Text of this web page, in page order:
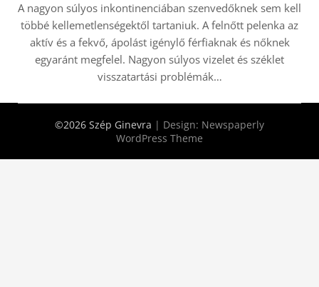
A nagyon súlyos inkontinenciában szenvedőknek sem kell
többé kellemetlenségektől tartaniuk. A felnőtt pelenka az
aktív és a fekvő, ápolást igénylő férfiaknak és nőknek
egyaránt megfelel. Nagyon súlyos vizelet és széklet
visszatartási problémák…
©2026 Szép Ginevra | Design: Newspaperly
WordPress Theme